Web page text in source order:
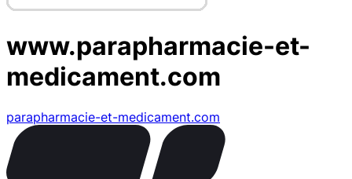
www.parapharmacie-et-
medicament.com
parapharmacie-et-medicament.com